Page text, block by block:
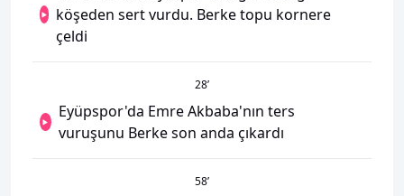
köşeden sert vurdu. Berke topu kornere
çeldi
28’
Eyüpspor'da Emre Akbaba'nın ters
vuruşunu Berke son anda çıkardı
58’